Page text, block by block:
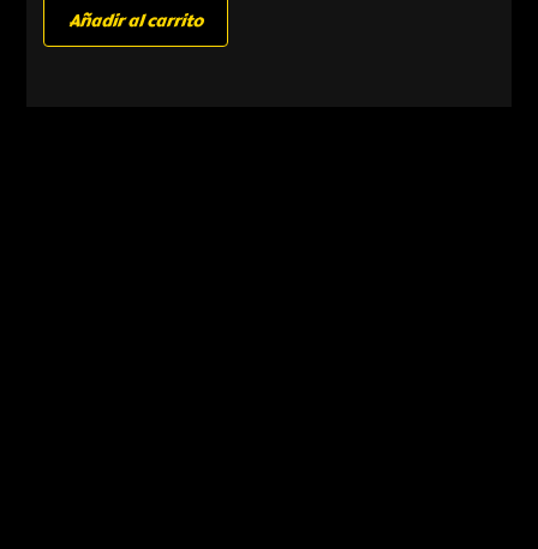
Añadir al carrito